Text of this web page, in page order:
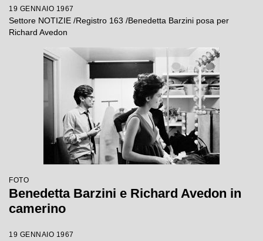
19 GENNAIO 1967
Settore NOTIZIE /Registro 163 /Benedetta Barzini posa per
Richard Avedon
FOTO
Benedetta Barzini e Richard Avedon in
camerino
19 GENNAIO 1967